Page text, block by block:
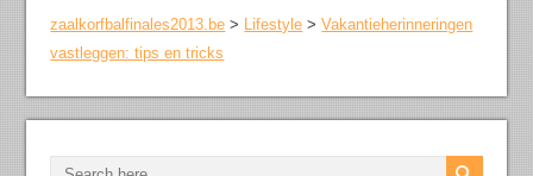
zaalkorfbalfinales2013.be > Lifestyle >Vakantieherinneringen
vastleggen: tips en tricks